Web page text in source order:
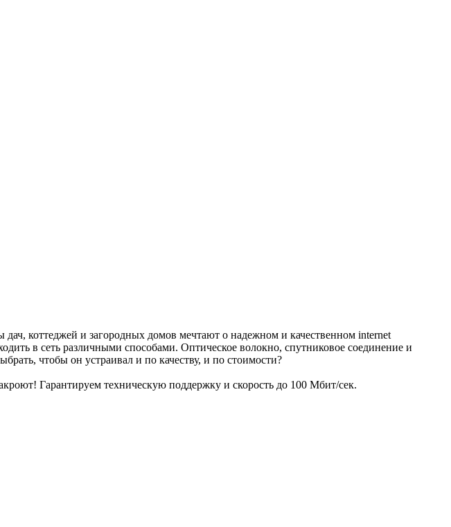
коттеджей и загородных домов мечтают о надежном и качественном internet
в сеть различными способами. Оптическое волокно, спутниковое соединение и
чтобы он устраивал и по качеству, и по стоимости?
Гарантируем техническую поддержку и скорость до 100 Мбит/сек.